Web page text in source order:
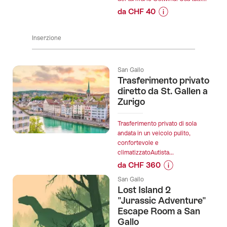
Room
da CHF 40
giornaliera
per
zone
nel
Ostwind":
Inserzione
San Gallo
Trasferimento privato
diretto da St. Gallen a
Zurigo
Trasferimento privato di sola
andata in un veicolo pulito,
confortevole e
climatizzatoAutista...
da CHF 360
sul
prezzo
dell’offerta
San Gallo
Lost Island 2
"Jurassic Adventure"
Escape Room a San
Gallo